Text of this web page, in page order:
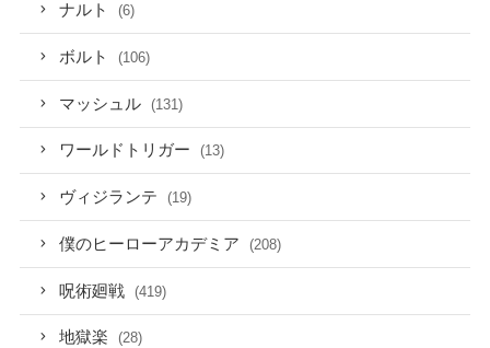
ナルト (6)
ボルト (106)
マッシュル (131)
ワールドトリガー (13)
ヴィジランテ (19)
僕のヒーローアカデミア (208)
呪術廻戦 (419)
地獄楽 (28)